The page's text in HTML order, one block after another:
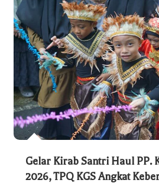
Gelar Kirab Santri Haul PP.
2026, TPQ KGS Angkat